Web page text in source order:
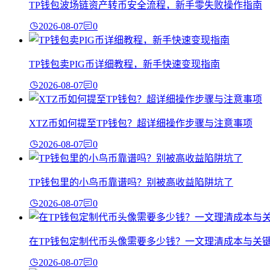
TP钱包波场链资产转币安全流程，新手零失败操作指南
2026-08-07 0
TP钱包卖PIG币详细教程，新手快速变现指南
2026-08-07 0
XTZ币如何提至TP钱包？超详细操作步骤与注意事项
2026-08-07 0
TP钱包里的小鸟币靠谱吗？别被高收益陷阱坑了
2026-08-07 0
在TP钱包定制代币头像需要多少钱？一文理清成本与关
2026-08-07 0